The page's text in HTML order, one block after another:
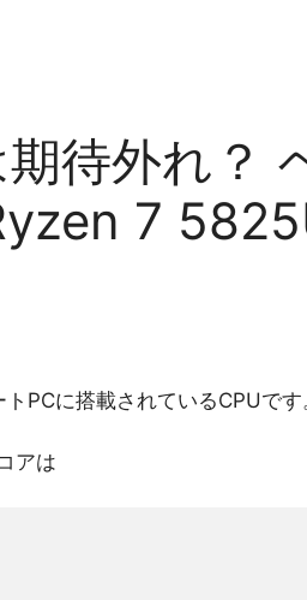
待外れ？
7
PCに搭載されているCPUです
アは